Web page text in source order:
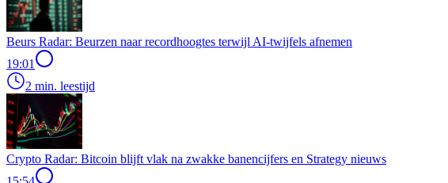
Beurs Radar: Beurzen naar recordhoogtes terwijl AI-twijfels afnemen
19:01
2 min. leestijd
Crypto Radar: Bitcoin blijft vlak na zwakke banencijfers en Strategy nieuws